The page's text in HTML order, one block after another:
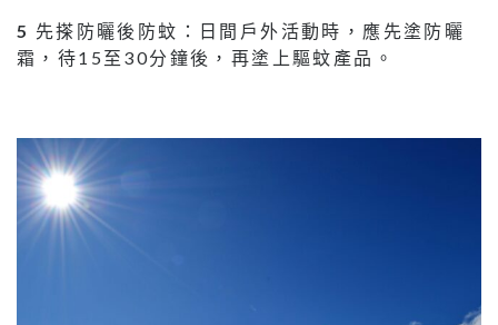
5 先搽防曬後防蚊：日間戶外活動時，應先塗防曬
霜，待15至30分鐘後，再塗上驅蚊產品。